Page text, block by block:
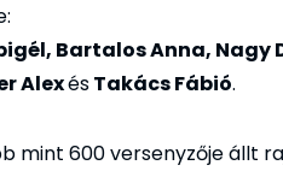
Bartalos Anna, Nagy
AlexésTakács Fábió.
mint 600 versenyzője állt